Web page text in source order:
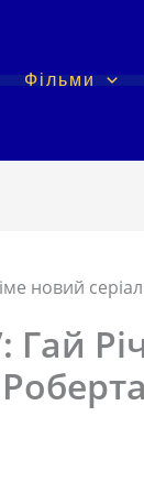
Фільми
новий